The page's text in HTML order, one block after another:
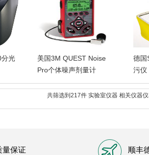
分光
美国3M QUEST Noise
Pro个体噪声剂量计
德国
污仪
共筛选到217件 实验室仪器 相关仪器
量保证 顺丰